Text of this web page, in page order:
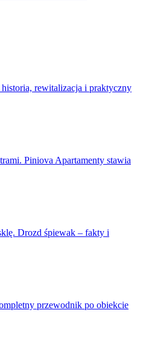
historia, rewitalizacja i praktyczny
Piniova Apartamenty stawia
Drozd śpiewak – fakty i
przewodnik po obiekcie